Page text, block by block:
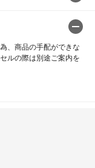
、商品の手配ができな
ルの際は別途ご案内を